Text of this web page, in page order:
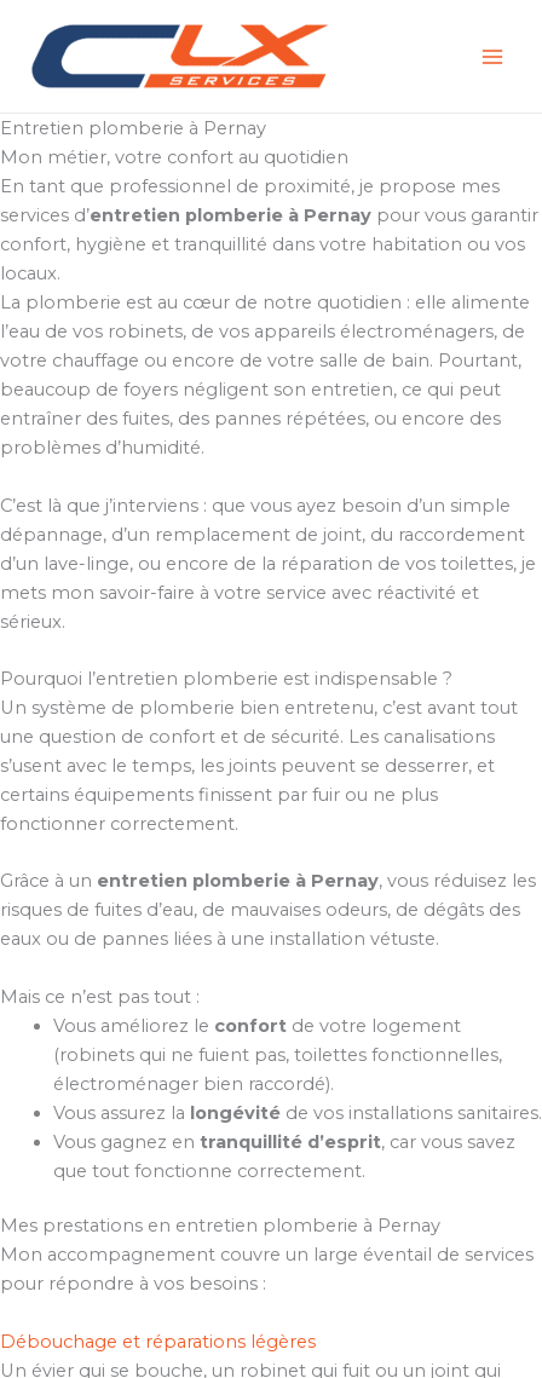
contenu
Entretien plomberie à Pernay
Mon métier, votre confort au quotidien
En tant que professionnel de proximité, je propose mes
services d’entretien plomberie à Pernay pour vous garantir
confort, hygiène et tranquillité dans votre habitation ou vos
locaux.
La plomberie est au cœur de notre quotidien : elle alimente
l’eau de vos robinets, de vos appareils électroménagers, de
votre chauffage ou encore de votre salle de bain. Pourtant,
beaucoup de foyers négligent son entretien, ce qui peut
entraîner des fuites, des pannes répétées, ou encore des
problèmes d’humidité.
C’est là que j’interviens : que vous ayez besoin d’un simple
dépannage, d’un remplacement de joint, du raccordement
d’un lave-linge, ou encore de la réparation de vos toilettes, je
mets mon savoir-faire à votre service avec réactivité et
sérieux.
Pourquoi l’entretien plomberie est indispensable ?
Un système de plomberie bien entretenu, c’est avant tout
une question de confort et de sécurité. Les canalisations
s’usent avec le temps, les joints peuvent se desserrer, et
certains équipements finissent par fuir ou ne plus
fonctionner correctement.
Grâce à un entretien plomberie à Pernay, vous réduisez les
risques de fuites d’eau, de mauvaises odeurs, de dégâts des
eaux ou de pannes liées à une installation vétuste.
Mais ce n’est pas tout :
Vous améliorez le confortde votre logement
(robinets qui ne fuient pas, toilettes fonctionnelles,
électroménager bien raccordé).
Vous assurez la longévitéde vos installations sanitaires.
Vous gagnez en tranquillité d’esprit, car vous savez
que tout fonctionne correctement.
Mes prestations en entretien plomberie à Pernay
Mon accompagnement couvre un large éventail de services
pour répondre à vos besoins :
Débouchage et réparations légères
Un évier qui se bouche, un robinet qui fuit ou un joint qui